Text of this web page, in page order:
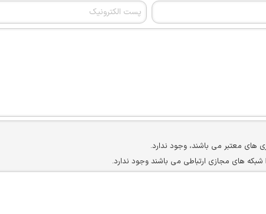
های معتبر می باشند، وجود ندارد.
غیر مجاز می باشد.
و چه فردی توسط کاربران سایت وجود ندارد.